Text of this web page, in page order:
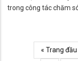
trong công tác chăm
Pagination
Trang
« Trang đầu